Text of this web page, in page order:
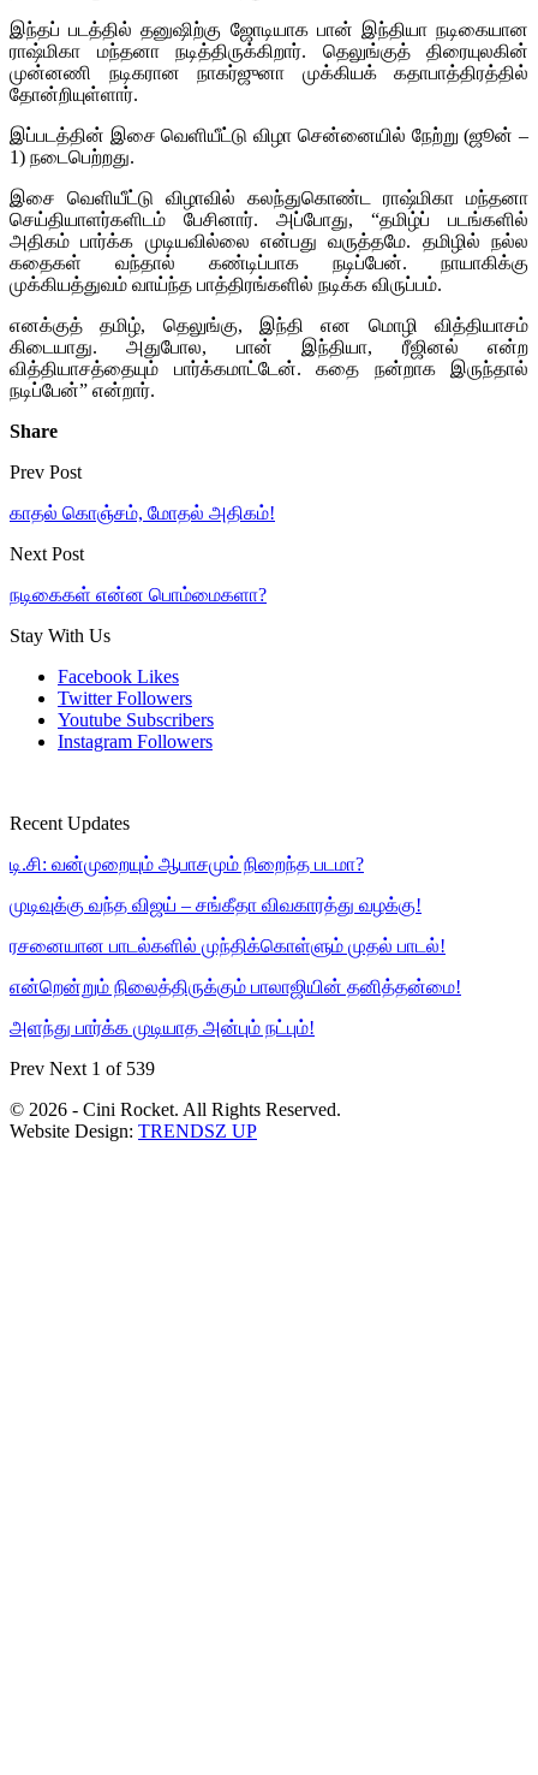
இந்தப் படத்தில் தனுஷிற்கு ஜோடியாக பான் இந்தியா நடிகையான
ராஷ்மிகா மந்தனா நடித்திருக்கிறார். தெலுங்குத் திரையுலகின்
முன்னணி நடிகரான நாகர்ஜுனா முக்கியக் கதாபாத்திரத்தில்
தோன்றியுள்ளார்.
இப்படத்தின் இசை வெளியீட்டு விழா சென்னையில் நேற்று (ஜூன் –
1) நடைபெற்றது.
இசை வெளியீட்டு விழாவில் கலந்துகொண்ட ராஷ்மிகா மந்தனா
செய்தியாளர்களிடம் பேசினார். அப்போது, “தமிழ்ப் படங்களில்
அதிகம் பார்க்க முடியவில்லை என்பது வருத்தமே. தமிழில் நல்ல
கதைகள் வந்தால் கண்டிப்பாக நடிப்பேன். நாயாகிக்கு
முக்கியத்துவம் வாய்ந்த பாத்திரங்களில் நடிக்க விருப்பம்.
எனக்குத் தமிழ், தெலுங்கு, இந்தி என மொழி வித்தியாசம்
கிடையாது. அதுபோல, பான் இந்தியா, ரீஜினல் என்ற
வித்தியாசத்தையும் பார்க்கமாட்டேன். கதை நன்றாக இருந்தால்
நடிப்பேன்” என்றார்.
Share
Prev Post
காதல் கொஞ்சம், மோதல் அதிகம்!
Next Post
நடிகைகள் என்ன பொம்மைகளா?
Stay With Us
Facebook Likes
Twitter Followers
Youtube Subscribers
Instagram Followers
Recent Updates
டி.சி: வன்முறையும் ஆபாசமும் நிறைந்த படமா?
முடிவுக்கு வந்த விஜய் – சங்கீதா விவகாரத்து வழக்கு!
ரசனையான பாடல்களில் முந்திக்கொள்ளும் முதல் பாடல்!
என்றென்றும் நிலைத்திருக்கும் பாலாஜியின் தனித்தன்மை!
அளந்து பார்க்க முடியாத அன்பும் நட்பும்!
Prev Next 1 of 539
© 2026 - Cini Rocket. All Rights Reserved.
Website Design: TRENDSZ UP